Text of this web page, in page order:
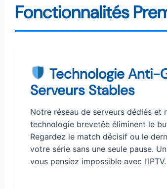
Fonctionnalités
Technologie Anti-
Serveurs Stables
Notre réseau de serveurs dédiés et
technologie brevetée éliminent le
Regardez le match décisif ou le
votre série sans une seule pause.
vous pensiez impossible avec l’IPTV.